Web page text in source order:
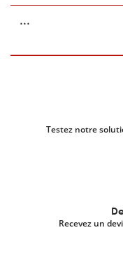
...
Testez notre
Recevez un